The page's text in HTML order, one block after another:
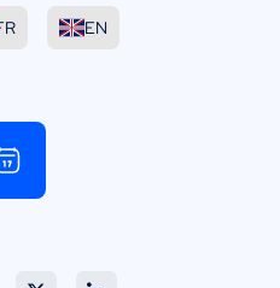
EN